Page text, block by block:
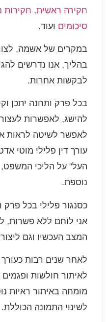
חקירה ראשית, חקירות
סיכומים ועוד.
במקרים של אשמה,
בהליך, אנו נדרשים
לבקשות אחרות.
בכל פרק ותחנה יתכן
להישג, לאפשרות
לאפשר לשיטה לראות
עורך דין פלילי מוטי
העל" על הליכי
נוספת.
כסנגור פלילי בכל
אני לוחם ללא פשרות,
המצב העכשיו וגם
לאחר שנים רבות כעורך
לאיתור חולשות
מומחה באיתור ראיות
לשינוי התמונה הכוללת.